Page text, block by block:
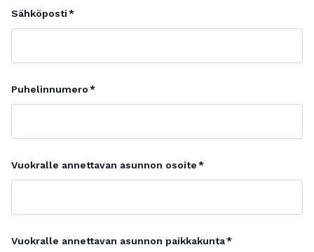
Sähköposti
Puhelinnumero
Vuokralle annettavan asunnon osoite
Vuokralle annettavan asunnon paikkakunta